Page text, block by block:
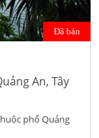
Đã bán
An, Tây
phố Quảng